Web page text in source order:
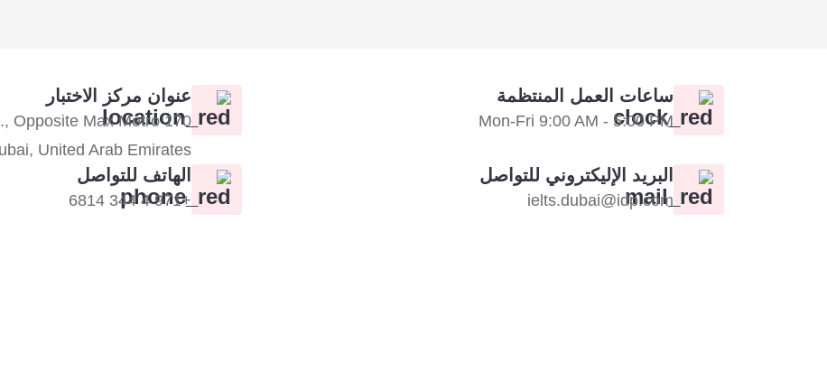
ساعات العمل المنتظمة
Mon-Fri 9:00 AM - 5:00 PM
عنوان مركز الاختبار
Opposite Max Metro
United Arab Emirates
البريد الإليكتروني للتواصل
ielts.dubai@idp.com
الهاتف للتواصل
+971 4 344 6814